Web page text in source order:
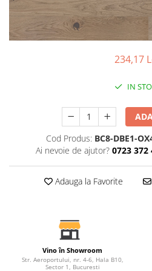
Baze coloane
Capiteluri coloane
Semicoloane de interior
Baze semicoloane
Inele semicoloane
Capiteluri semicoloane
Piedestaluri semicoloane
Rozete de interior
Panouri decorative
Cadru de arc
234,17
IN
Cod Produs: BC8-DBE1-
Ai nevoie de ajutor? 0723 372
Adauga la Favorite
Vino în Showroom
Str. Aeroportului, nr. 4-6, Hala B10,
Sector 1, Bucuresti